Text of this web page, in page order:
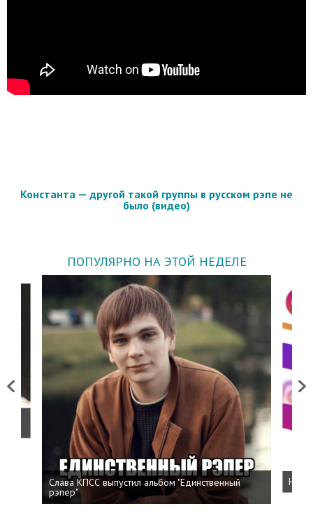
Константа — другой такой группы в русском рэпе не
было (видео)
ПОПУЛЯРНО НА ЭТОЙ НЕДЕЛЕ
Previous
Слава КПСС выпустил альбом "Единственный
рэпер"
Next